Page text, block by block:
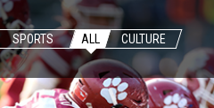
SPORTS ALL CULTURE